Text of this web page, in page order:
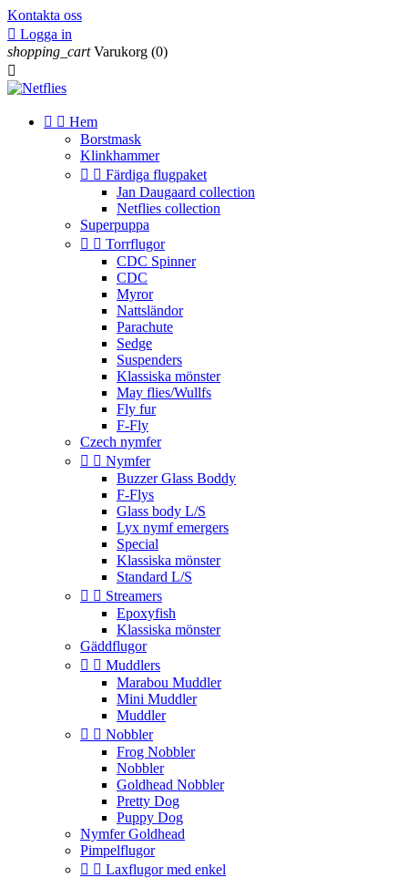
Kontakta oss
 Logga in
shopping_cart Varukorg (0)

  Hem
Borstmask
Klinkhammer
  Färdiga flugpaket
Jan Daugaard collection
Netflies collection
Superpuppa
  Torrflugor
CDC Spinner
CDC
Myror
Nattsländor
Parachute
Sedge
Suspenders
Klassiska mönster
May flies/Wullfs
Fly fur
F-Fly
Czech nymfer
  Nymfer
Buzzer Glass Boddy
F-Flys
Glass body L/S
Lyx nymf emergers
Special
Klassiska mönster
Standard L/S
  Streamers
Epoxyfish
Klassiska mönster
Gäddflugor
  Muddlers
Marabou Muddler
Mini Muddler
Muddler
  Nobbler
Frog Nobbler
Nobbler
Goldhead Nobbler
Pretty Dog
Puppy Dog
Nymfer Goldhead
Pimpelflugor
  Laxflugor med enkel